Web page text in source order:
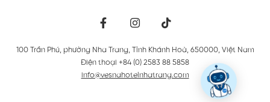
100 Trần Phú, phường Nha Trang, Tỉnh Khánh Hoà, 650000, Việt Nam
Điện thoại +84 (0) 2583 88 5858
info@vesnahotelnhatrang.com